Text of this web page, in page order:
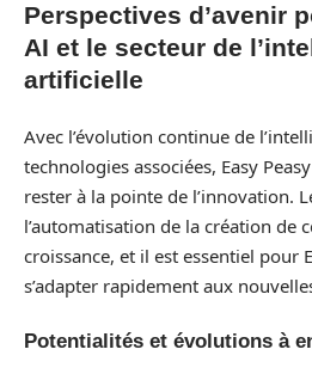
Perspectives d’avenir
AI et le secteur de
artificielle
Avec l’évolution continue de
technologies associées, Easy
rester à la pointe de l’innovation.
l’automatisation de la création de
croissance, et il est essentiel pour
s’adapter rapidement aux
Potentialités et évolutions à